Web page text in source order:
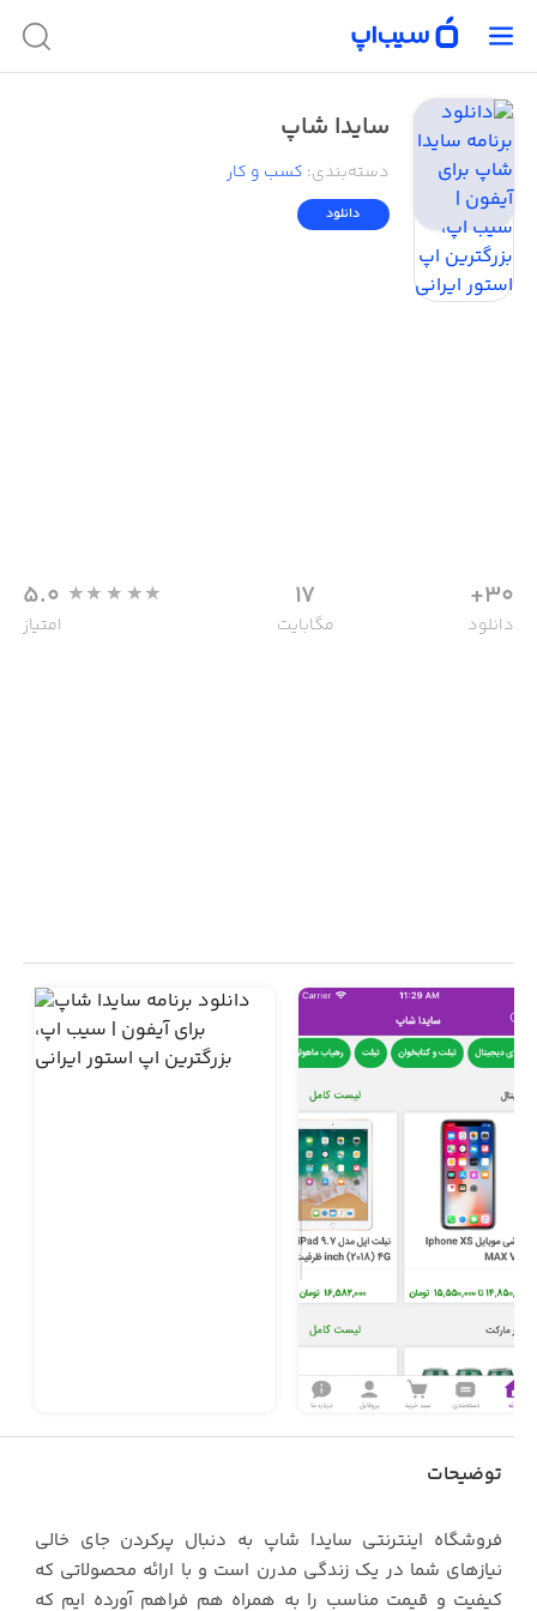
سایدا شاپ
دسته‌بندی: کسب‌ و ‌کار
دانلود
30+
دانلود
17
مگابایت
5.0
امتیاز
توضیحات
فروشگاه اینترنتی سایدا شاپ به دنبال پرکردن جای خالی
نیازهای شما در یک زندگی مدرن است و با ارائه محصولاتی که
کیفیت و قیمت مناسب را به همراه هم فراهم آورده ایم که